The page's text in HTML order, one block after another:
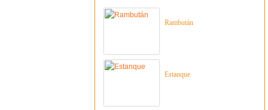
Rambután
Estanque